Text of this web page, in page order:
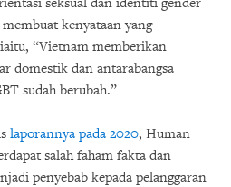
kenyataan yang
“Vietnam memberikan
domestik dan antarabangsa
sudah berubah.”
laporannya pada 2020, Human
salah faham fakta dan
penyebab kepada pelanggaran